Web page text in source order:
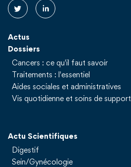
Actus
Dossiers
Cancers : ce qu'il faut savoir
Traitements : l'essentiel
Aides sociales et administratives
Vis quotidienne et soins de support
Actu Scientifiques
Digestif
Sein/Gynécologie